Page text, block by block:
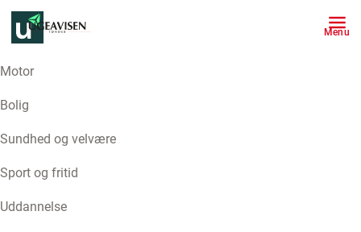
Menu
Motor
Bolig
Sundhed og velvære
Sport og fritid
Uddannelse